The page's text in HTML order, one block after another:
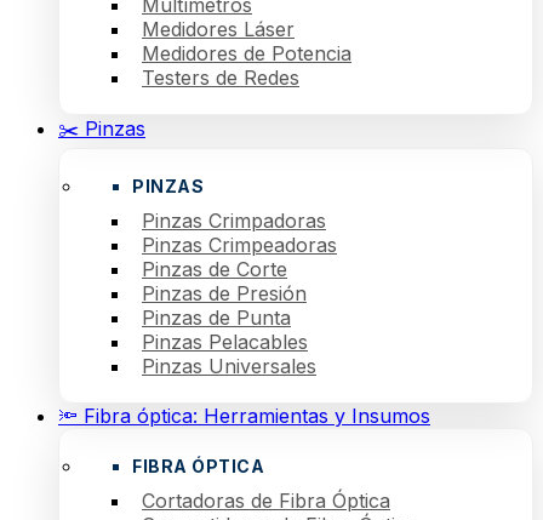
Multímetros
Medidores Láser
Medidores de Potencia
Testers de Redes
✂️ Pinzas
PINZAS
Pinzas Crimpadoras
Pinzas Crimpeadoras
Pinzas de Corte
Pinzas de Presión
Pinzas de Punta
Pinzas Pelacables
Pinzas Universales
🔦 Fibra óptica: Herramientas y Insumos
FIBRA ÓPTICA
Cortadoras de Fibra Óptica